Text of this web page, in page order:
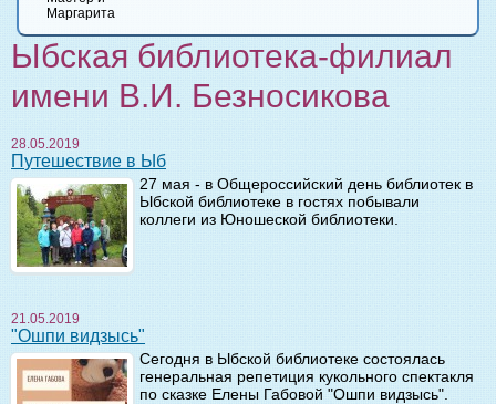
Маргарита
Ыбская библиотека-филиал
имени В.И. Безносикова
28.05.2019
Путешествие в Ыб
27 мая - в Общероссийский день библиотек в
Ыбской библиотеке в гостях побывали
коллеги из Юношеской библиотеки.
21.05.2019
"Ошпи видзысь"
Сегодня в Ыбской библиотеке состоялась
генеральная репетиция кукольного спектакля
по сказке Елены Габовой "Ошпи видзысь".